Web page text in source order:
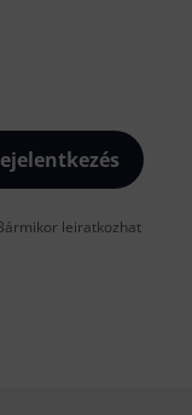
leiratkozhat